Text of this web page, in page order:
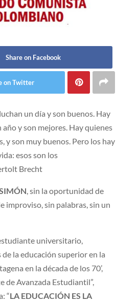
Share on Facebook
on Twitter
un día y son buenos. Hay
y son mejores. Hay quienes
y son muy buenos. Pero los hay
esos son los
Brecht
, sin la oportunidad de
improviso, sin palabras, sin un
universitario,
la educación superior en la
en la década de los 70’,
de Avanzada Estudiantil”,
“LA EDUCACIÓN ES LA